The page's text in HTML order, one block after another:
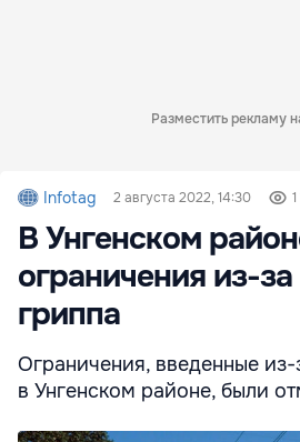
Разместить рекламу
Infotag 2 августа 2022, 14:30
В Унгенском
ограничения из-за
гриппа
Ограничения, введенные из-
в Унгенском районе, были